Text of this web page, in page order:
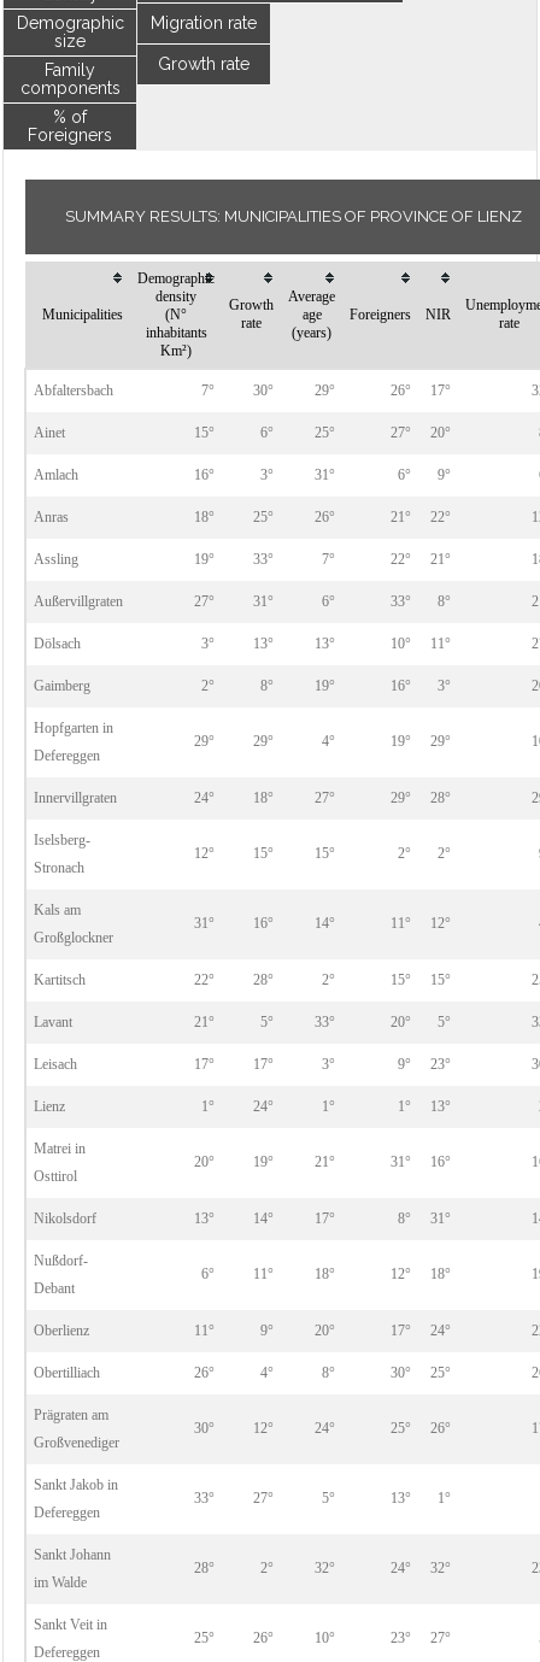
Demographic
size
Family
components
% of
Foreigners
Migration rate
Growth rate
SUMMARY RESULTS: MUNICIPALITIES OF PROVINCE OF LIENZ
Municipalities
Demographic
density
(N°
inhabitants
Km²)
Growth
rate
Average
age
(years)
Foreigners NIR
rate
Abfaltersbach 7° 30° 29° 26° 17°
Ainet 15° 6° 25° 27° 20°
Amlach 16° 3° 31° 6° 9°
Anras 18° 25° 26° 21° 22°
Assling 19° 33° 7° 22° 21°
Außervillgraten 27° 31° 6° 33° 8°
Dölsach 3° 13° 13° 10° 11°
Gaimberg 2° 8° 19° 16° 3°
Hopfgarten in
Defereggen
29° 29° 4° 19° 29°
Innervillgraten 24° 18° 27° 29° 28°
Iselsberg-
Stronach
12° 15° 15° 2° 2°
Kals am
Großglockner
31° 16° 14° 11° 12°
Kartitsch 22° 28° 2° 15° 15°
Lavant 21° 5° 33° 20° 5°
Leisach 17° 17° 3° 9° 23°
Lienz 1° 24° 1° 1° 13°
Matrei in
Osttirol
20° 19° 21° 31° 16°
Nikolsdorf 13° 14° 17° 8° 31°
Nußdorf-
Debant
6° 11° 18° 12° 18°
Oberlienz 11° 9° 20° 17° 24°
Obertilliach 26° 4° 8° 30° 25°
Prägraten am
Großvenediger
30° 12° 24° 25° 26°
Sankt Jakob in
Defereggen
33° 27° 5° 13° 1°
Sankt Johann
im Walde
28° 2° 32° 24° 32°
Sankt Veit in
Defereggen
25° 26° 10° 23° 27°